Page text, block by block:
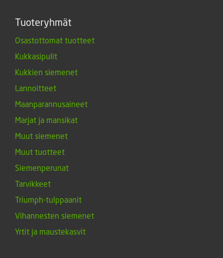
Tuoteryhmät
Osastottomat tuotteet
Kukkasipulit
Kukkien siemenet
Lannoitteet
Maanparannusaineet
Marjat ja mansikat
Muut siemenet
Muut tuotteet
Siemenperunat
Tarvikkeet
Triumph-tulppaanit
Vihannesten siemenet
Yrtit ja maustekasvit